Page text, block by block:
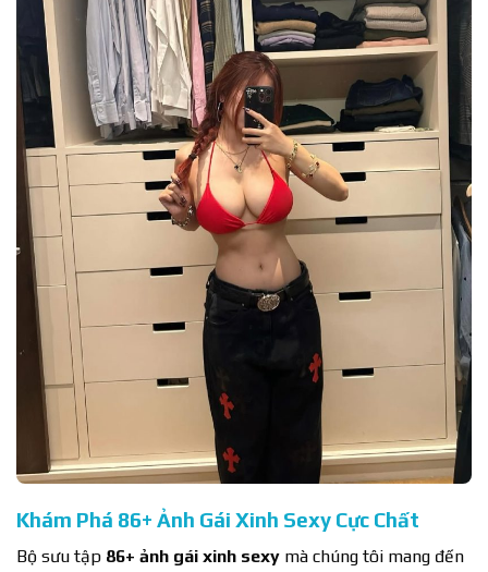
Khám Phá 86+ Ảnh Gái Xinh Sexy Cực Chất
Bộ sưu tập 86+ ảnh gái xinh sexy mà chúng tôi mang đến